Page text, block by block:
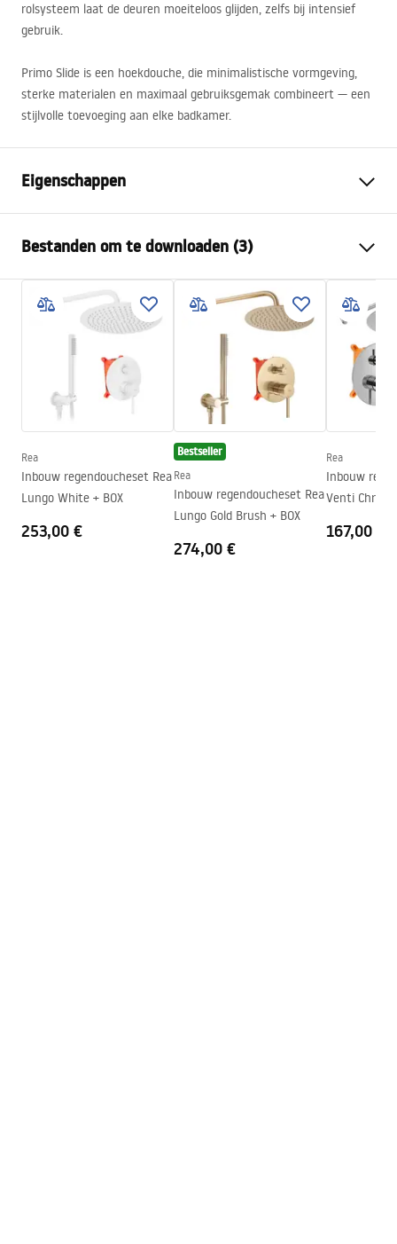
rolsysteem laat de deuren moeiteloos glijden, zelfs bij intensief
gebruik.
Primo Slide is een hoekdouche, die minimalistische vormgeving,
sterke materialen en maximaal gebruiksgemak combineert — een
stijlvolle toevoeging aan elke badkamer.
Eigenschappen
Kleur
Chroom
Type cabine
Hoek
De kleur van het glas
Transparant 4mm
De manier van openen
Glijdend
Primo
Installatie
Op het peuterbad of op de
vloer
1900
Richting van de cabine
Garantie
24 maanden
Easy Clean-coating
Bestanden om te downloaden (3)
Warunki bezpieczeństwa
WARUNKI BEZPIECZENSTWA KABINY DRZWI
Installatiehandleiding
Kabina Primo Slide.pdf
Technische tekening
PRIMO SLIDE WITH SIDE PANEL.pdf
Rea
Inbouw regendoucheset Rea
Lungo White + BOX
253,00 €
Bestseller
Rea
Inbouw regendoucheset Rea
Lungo Gold Brush + BOX
274,00 €
Rea
Inbouw
Venti
167,00 €